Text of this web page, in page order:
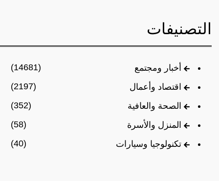
التصنيفات
أخبار ومجتمع
(14681)
اقتصاد وأعمال
(2197)
الصحة والعافية
(352)
المنزل والأسرة
(58)
تكنولوجيا وسيارات
(40)